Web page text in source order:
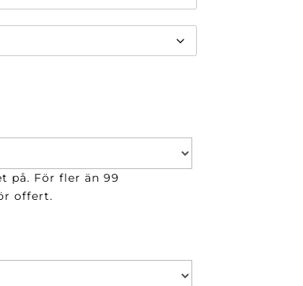
på. För fler än 99
offert.